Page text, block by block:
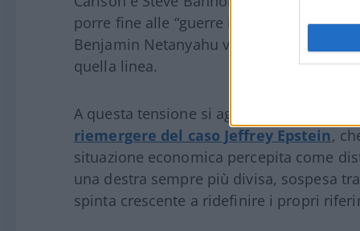
porre fine alle “guerre infinite”.
Benjamin Netanyahu vengono ora letti,
quella linea.
A questa tensione si aggiungono altri
riemergere del caso Jeffrey Epstein,
situazione economica percepita come
una destra sempre più divisa, sospesa
spinta crescente a ridefinire i propri